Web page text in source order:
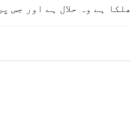
ہے وہ حلال ہے اور جس